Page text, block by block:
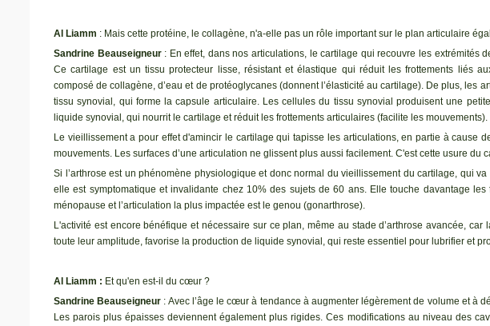
Al Liamm : Mais cette protéine, le collagène, n'a-elle pas un rôle important sur le plan articulaire
Sandrine Beauseigneur : En effet, dans nos articulations, le cartilage qui recouvre les extrémités
Ce cartilage est un tissu protecteur lisse, résistant et élastique qui réduit les frottements liés
composé de collagène, d’eau et de protéoglycanes (donnent l’élasticité au cartilage). De plus, les
tissu synovial, qui forme la capsule articulaire. Les cellules du tissu synovial produisent une
liquide synovial, qui nourrit le cartilage et réduit les frottements articulaires (facilite les mouvements).
Le vieillissement a pour effet d'amincir le cartilage qui tapisse les articulations, en partie à cause
mouvements. Les surfaces d’une articulation ne glissent plus aussi facilement. C'est cette usure du
Si l’arthrose est un phénomène physiologique et donc normal du vieillissement du cartilage, qui
elle est symptomatique et invalidante chez 10% des sujets de 60 ans. Elle touche davantage
ménopause et l’articulation la plus impactée est le genou (gonarthrose).
L'activité est encore bénéfique et nécessaire sur ce plan, même au stade d’arthrose avancée, car
toute leur amplitude, favorise la production de liquide synovial, qui reste essentiel pour lubrifier et
Al Liamm : Et qu'en est-il du cœur ?
Sandrine Beauseigneur : Avec l’âge le cœur à tendance à augmenter légèrement de volume et à
Les parois plus épaisses deviennent également plus rigides. Ces modifications au niveau des